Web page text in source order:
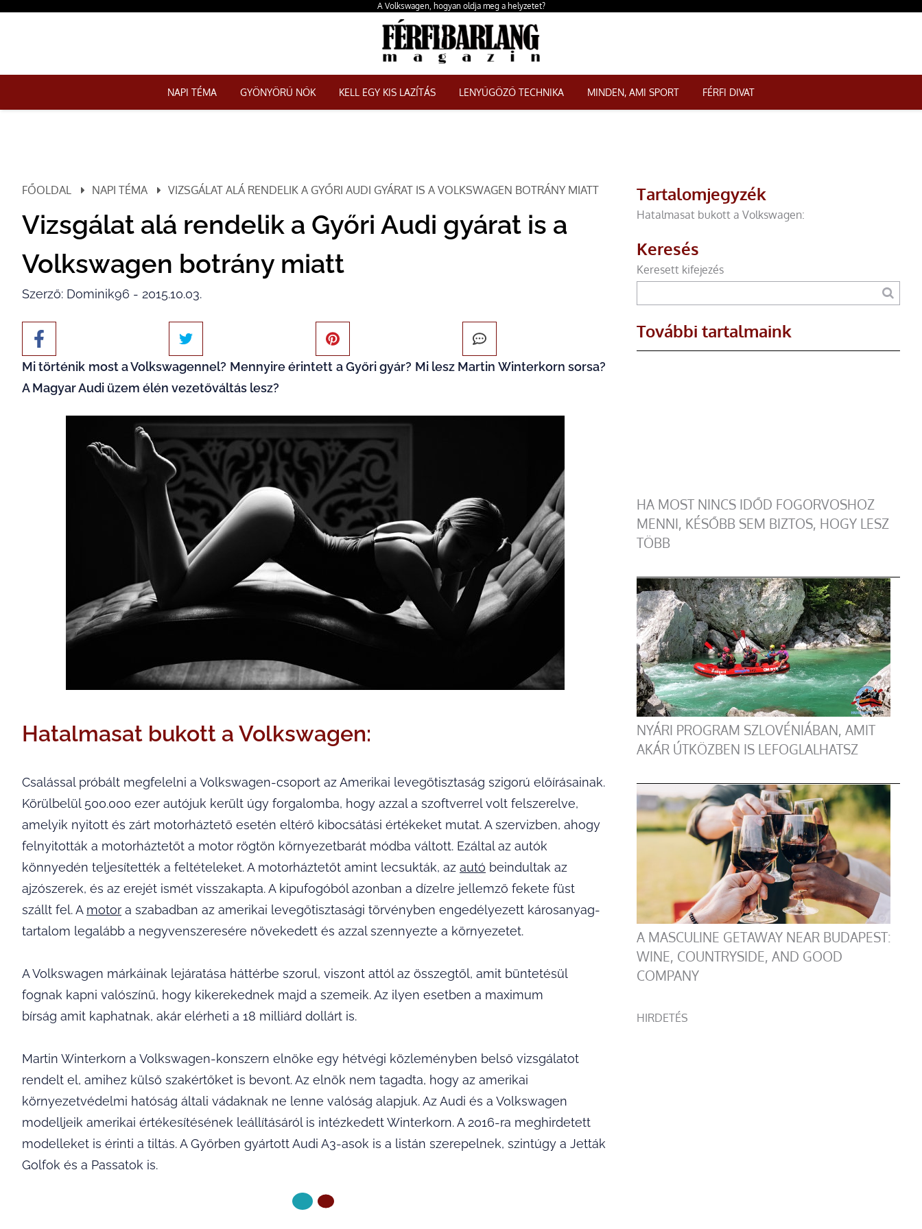
A Volkswagen, hogyan oldja meg a helyzetet?
NAPI TÉMA GYÖNYÖRŰ NŐK KELL EGY KIS LAZÍTÁS LENYŰGÖZŐ TECHNIKA MINDEN, AMI SPORT FÉRFI DIVAT
FŐOLDAL NAPI TÉMA VIZSGÁLAT ALÁ RENDELIK A GYŐRI AUDI GYÁRAT IS A VOLKSWAGEN BOTRÁNY MIATT
Vizsgálat alá rendelik a Győri Audi gyárat is a
Volkswagen botrány miatt
Szerző: Dominik96 - 2015.10.03.
Mi történik most a Volkswagennel? Mennyire érintett a Győri gyár? Mi lesz Martin Winterkorn sorsa?
A Magyar Audi üzem élén vezetőváltás lesz?
Hatalmasat bukott a Volkswagen:
Csalással próbált megfelelni a Volkswagen-csoport az Amerikai levegőtisztaság szigorú előírásainak.
Körülbelül 500.000 ezer autójuk került úgy forgalomba, hogy azzal a szoftverrel volt felszerelve,
amelyik nyitott és zárt motorháztető esetén eltérő kibocsátási értékeket mutat. A szervizben, ahogy
felnyitották a motorháztetőt a motor rögtön környezetbarát módba váltott. Ezáltal az autók
könnyedén teljesítették a feltételeket. A motorháztetőt amint lecsukták, az autó beindultak az
ajzószerek, és az erejét ismét visszakapta. A kipufogóból azonban a dízelre jellemző fekete füst
szállt fel. A motor a szabadban az amerikai levegőtisztasági törvényben engedélyezett károsanyag-
tartalom legalább a negyvenszeresére növekedett és azzal szennyezte a környezetet.
A Volkswagen márkáinak lejáratása háttérbe szorul, viszont attól az összegtől, amit büntetésül
fognak kapni valószínű, hogy kikerekednek majd a szemeik. Az ilyen esetben a maximum
bírság amit kaphatnak, akár elérheti a 18 milliárd dollárt is.
Martin Winterkorn a Volkswagen-konszern elnöke egy hétvégi közleményben belső vizsgálatot
rendelt el, amihez külső szakértőket is bevont. Az elnök nem tagadta, hogy az amerikai
környezetvédelmi hatóság általi vádaknak ne lenne valóság alapjuk. Az Audi és a Volkswagen
modelljeik amerikai értékesítésének leállításáról is intézkedett Winterkorn. A 2016-ra meghirdetett
modelleket is érinti a tiltás. A Győrben gyártott Audi A3-asok is a listán szerepelnek, szintúgy a Jetták
Golfok és a Passatok is.
Tartalomjegyzék
Hatalmasat bukott a Volkswagen:
Keresés
Keresett kifejezés
További tartalmaink
HA MOST NINCS IDŐD FOGORVOSHOZ
MENNI, KÉSŐBB SEM BIZTOS, HOGY LESZ
TÖBB
NYÁRI PROGRAM SZLOVÉNIÁBAN, AMIT
AKÁR ÚTKÖZBEN IS LEFOGLALHATSZ
A MASCULINE GETAWAY NEAR BUDAPEST:
WINE, COUNTRYSIDE, AND GOOD
COMPANY
HIRDETÉS